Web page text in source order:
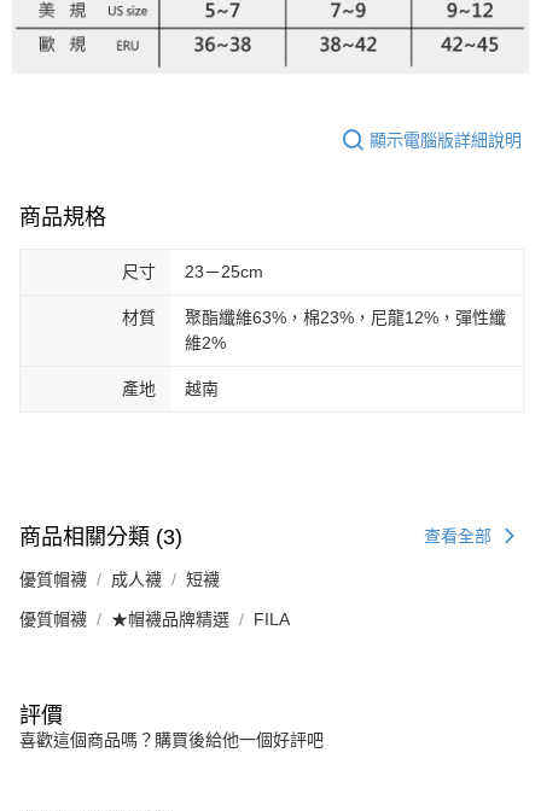
顯示電腦版詳細說明
商品規格
尺寸 23－25cm
材質
聚酯纖維63%，棉23%，尼龍12%，彈性纖
維2%
產地 越南
商品相關分類 (3) 查看全部
優質帽襪 成人襪 短襪
優質帽襪 ★帽襪品牌精選 FILA
評價
喜歡這個商品嗎？購買後給他一個好評吧